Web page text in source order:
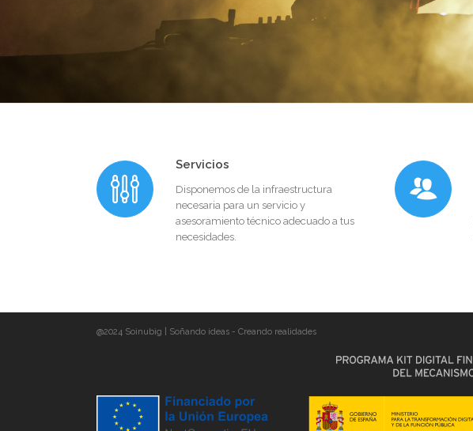
Servicios
Disponemos de la infraestructura
necesaria para un servicio y
asesoramiento técnico adecuado a tus
necesidades.
@2024 Soinubig | Soñando ideas - Creando realidades